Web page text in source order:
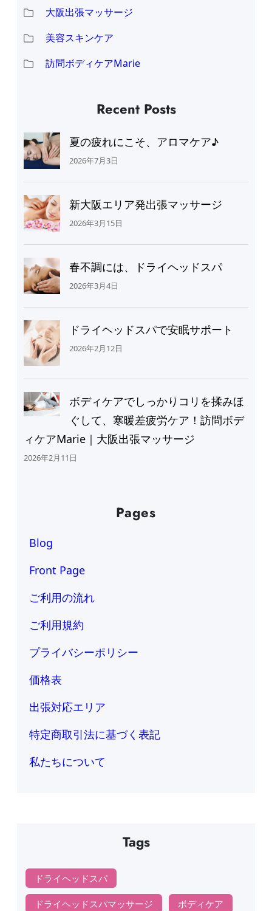
大阪出張マッサージ
美容スキンケア
訪問ボディケアMarie
Recent Posts
夏の疲れにこそ、アロマケア♪
2026年7月3日
新大阪エリア発出張マッサージ
2026年3月15日
春不調には、ドライヘッドスパ
2026年3月4日
ドライヘッドスパで安眠サポート
2026年2月12日
ボディケアでしっかりコリを揉みほ
ぐして、寒暖差疲労ケア！訪問ボデ
ィケアMarie｜大阪出張マッサージ
2026年2月11日
Pages
Blog
Front Page
ご利用の流れ
ご利用規約
プライバシーポリシー
価格表
出張対応エリア
特定商取引法に基づく表記
私たちについて
Tags
ドライヘッドスパ
ドライヘッドスパマッサージ ボディケア